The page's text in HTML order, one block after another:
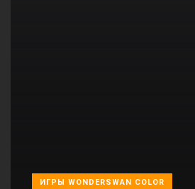
ИГРЫ WONDERSWAN COLOR